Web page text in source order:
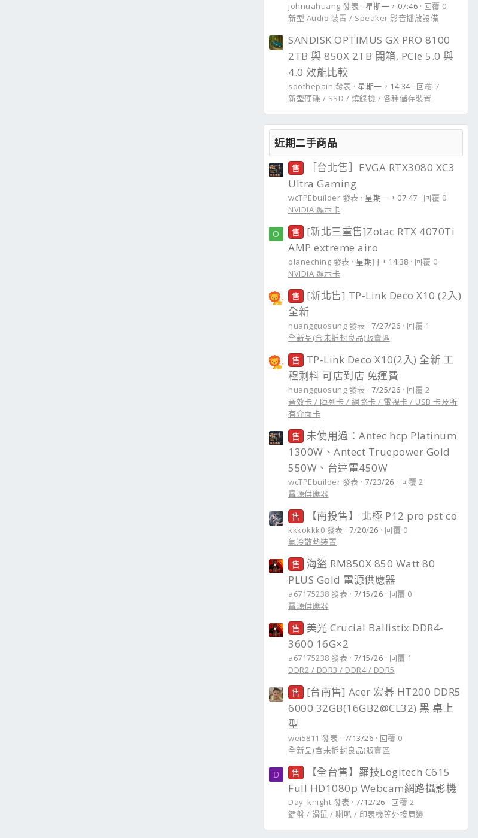
johnuahuang 發表 星期一，07:46
回覆 0
新型 Audio 裝置 / Speaker 影音播放設備
SANDISK OPTIMUS GX PRO 8100
2TB 與 850X 2TB 開箱, PCIe 5.0 與
4.0 效能比較
soothepain 發表 星期一，14:34
回覆 7
新型硬碟 / SSD / 燒錄機 / 各種儲存裝置
近期二手商品
售
［台北售］EVGA RTX3080 XC3
Ultra Gaming
wcTPEbuilder 發表 星期一，07:47
回覆 0
NVIDIA 顯示卡
O 售
[新北三重售]Zotac RTX 4070Ti
AMP extreme airo
olaneching 發表 星期日，14:38
回覆 0
NVIDIA 顯示卡
售
[新北售] TP-Link Deco X10 (2入)
全新
huangguosung 發表 7/27/26
回覆 1
全新品(含未拆封良品)販賣區
售
TP-Link Deco X10(2入) 全新 工
程剩料 可店到店 免運費
huangguosung 發表 7/25/26
回覆 2
音效卡 / 陣列卡 / 網路卡 / 電視卡 / USB 卡及所
有介面卡
售
未使用過：Antec hcp Platinum
1300W、Antect Truepower Gold
550W、台達電450W
wcTPEbuilder 發表 7/23/26
回覆 2
電源供應器
售 【南投售】 北極 P12 pro pst co
kkkokkk0 發表 7/20/26
回覆 0
氣冷散熱裝置
售
海盜 RM850X 850 Watt 80
PLUS Gold 電源供應器
a67175238 發表 7/15/26
回覆 0
電源供應器
售
美光 Crucial Ballistix DDR4-
3600 16G×2
a67175238 發表 7/15/26
回覆 1
DDR2 / DDR3 / DDR4 / DDR5
售
[台南售] Acer 宏碁 HT200 DDR5
6000 32GB(16GB2@CL32) 黑 桌上
型
wei5811 發表 7/13/26
回覆 0
全新品(含未拆封良品)販賣區
D 售
【全台售】羅技Logitech C615
Full HD1080p Webcam網路攝影機
Day_knight 發表 7/12/26
回覆 2
鍵盤 / 滑鼠 / 喇叭 / 印表機等外接周邊